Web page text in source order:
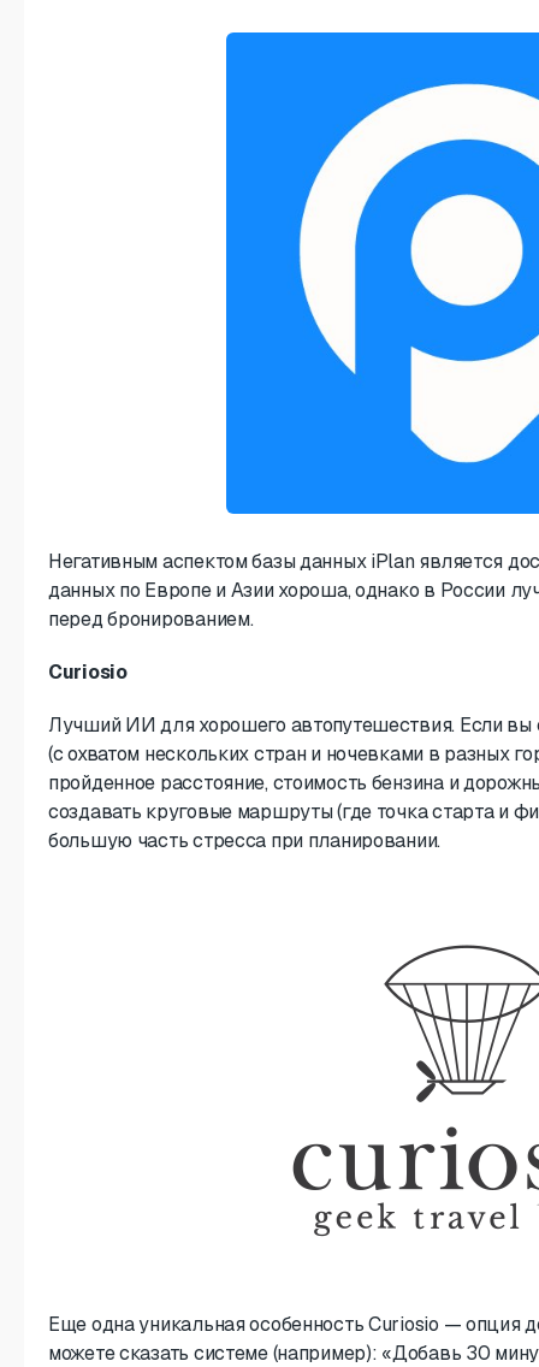
Негативным аспектом базы данных iPlan является
данных по Европе и Азии хороша, однако в России
перед бронированием.
Curiosio
Лучший ИИ для хорошего автопутешествия. Если
(с охватом нескольких стран и ночевками в разных
пройденное расстояние, стоимость бензина и
создавать круговые маршруты (где точка старта и
большую часть стресса при планировании.
Еще одна уникальная особенность Curiosio — опция
можете сказать системе (например): «Добавь 30